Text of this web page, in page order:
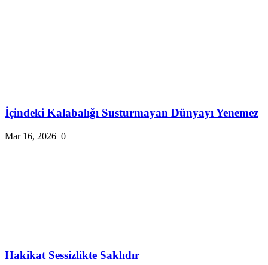
İçindeki Kalabalığı Susturmayan Dünyayı Yenemez
Mar 16, 2026 0
Hakikat Sessizlikte Saklıdır